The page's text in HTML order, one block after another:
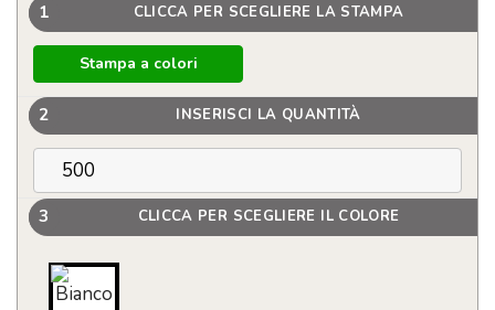
1 CLICCA PER SCEGLIERE LA STAMPA
Stampa a colori
2 INSERISCI LA QUANTITÀ
3 CLICCA PER SCEGLIERE IL COLORE